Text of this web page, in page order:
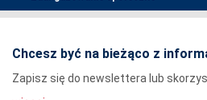
Chcesz być na bieżąco z
Zapisz się do newslettera lub